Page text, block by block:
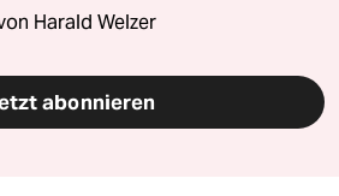
Harald Welzer
abonnieren